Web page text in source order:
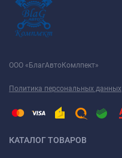
ООО «БлагАвтоКомлпект»
Политика персональных данных
КАТАЛОГ ТОВАРОВ